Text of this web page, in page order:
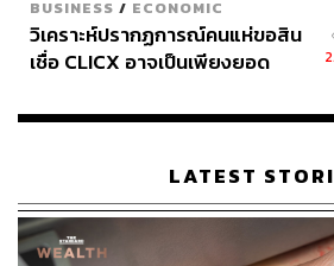
BUSINESS / ECONOMIC
วิเคราะห์ปรากฏการณ์คนแห่ขอสิน
เชื่อ CLICX อาจเป็นเพียงยอด
เรือนไทยที่ถูกซุกไว้
LATEST